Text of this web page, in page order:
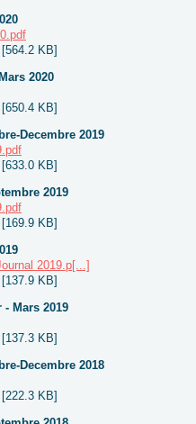
KB]
2020
KB]
Decembre 2019
KB]
2019
KB]
2019.p[...]
KB]
Mars 2019
KB]
Decembre 2018
KB]